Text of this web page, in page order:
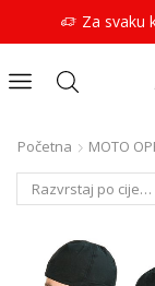
Za svaku
Početna MOTO